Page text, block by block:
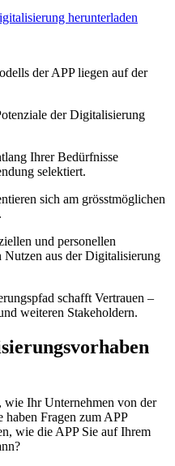
herunterladen
der APP liegen auf der
der Digitalisierung
Ihrer Bedürfnisse
selektiert.
sich am grösstmöglichen
und personellen
Nutzen aus der Digitalisierung
schafft Vertrauen –
weiteren Stakeholdern.
wie Ihr Unternehmen von der
Fragen zum APP
wie die APP Sie auf Ihrem